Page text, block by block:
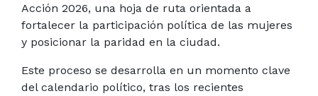
Acción 2026, una hoja de ruta orientada a
fortalecer la participación política de las mujeres
y posicionar la paridad en la ciudad.
Este proceso se desarrolla en un momento clave
del calendario político, tras los recientes